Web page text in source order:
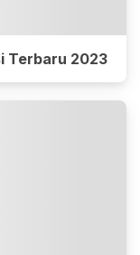
Terbaru 2023